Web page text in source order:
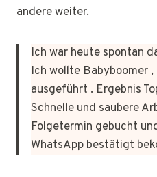
andere weiter.
Ich war heute spontan
Ich wollte Babyboomer
ausgeführt . Ergebnis
Schnelle und saubere
Folgetermin gebucht
WhatsApp bestätigt